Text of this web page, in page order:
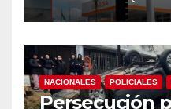
NACIONALES POLICIALES
Persecución